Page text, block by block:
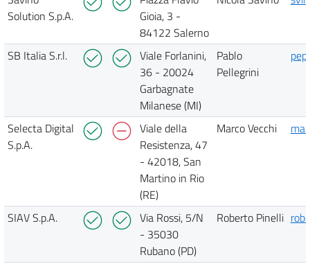
Solution S.p.A.
Gioia, 3 -
84122 Salerno
SB Italia S.r.l.
Viale Forlanini,
36 - 20024
Garbagnate
Milanese (MI)
Pablo
Pellegrini
Selecta Digital
S.p.A.
Viale della
Resistenza, 47
- 42018, San
Martino in Rio
(RE)
Marco Vecchi
SIAV S.p.A.
Via Rossi, 5/N
- 35030
Rubano (PD)
Roberto Pinelli